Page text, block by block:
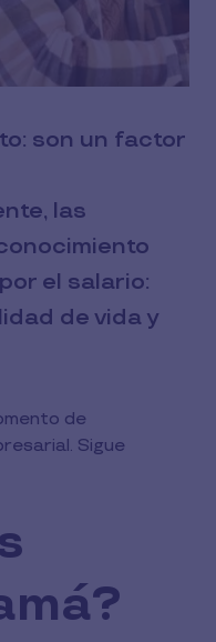
son un factor
las
el salario:
de vida y
de
Sigue